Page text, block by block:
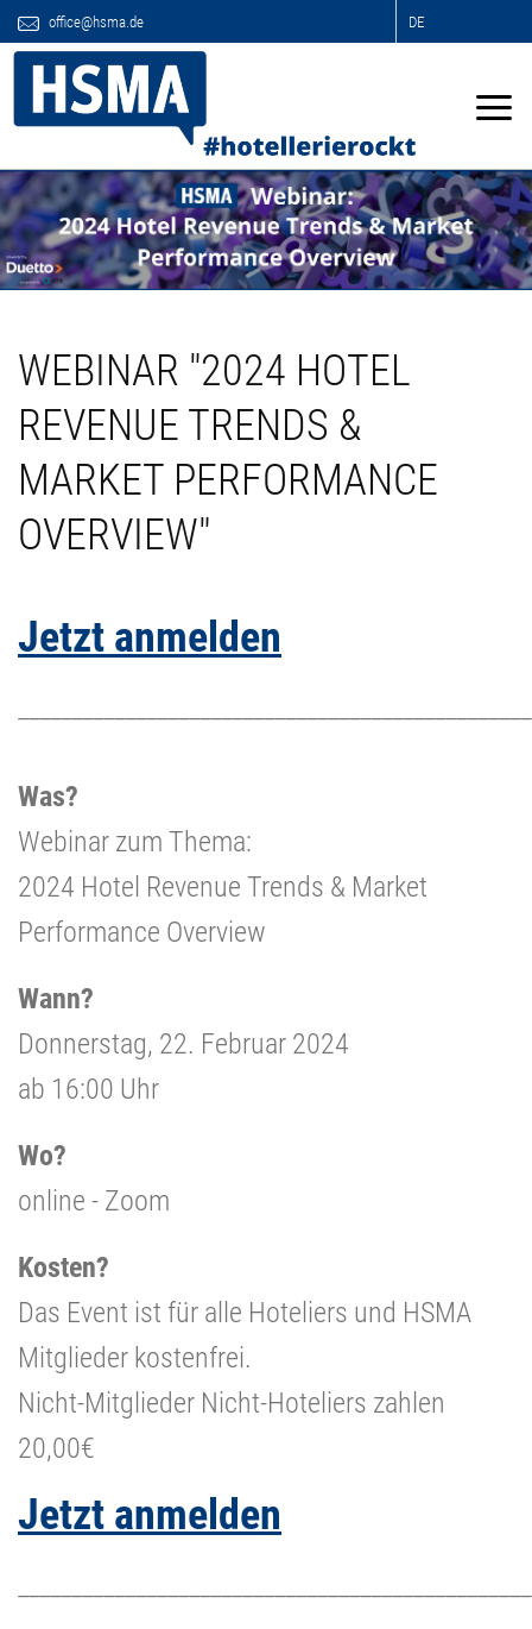
office@hsma.de DE
WEBINAR "2024 HOTEL
REVENUE TRENDS &
MARKET PERFORMANCE
OVERVIEW"
Jetzt anmelden
Was?
Webinar zum Thema:
2024 Hotel Revenue Trends & Market
Performance Overview
Wann?
Donnerstag, 22. Februar 2024
ab 16:00 Uhr
Wo?
online - Zoom
Kosten?
Das Event ist für alle Hoteliers und HSMA
Mitglieder kostenfrei.
Nicht-Mitglieder Nicht-Hoteliers zahlen
20,00€
Jetzt anmelden